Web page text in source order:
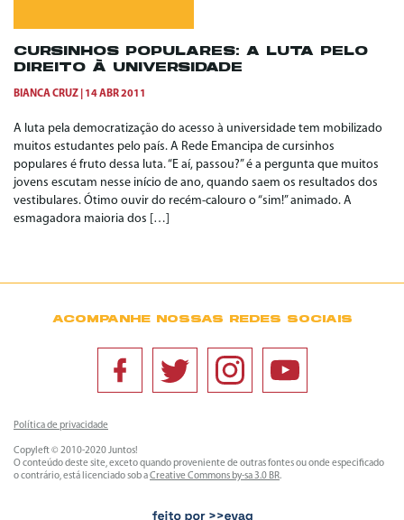
CURSINHOS POPULARES: A LUTA PELO
DIREITO À UNIVERSIDADE
BIANCA CRUZ 14 ABR 2011
A luta pela democratização do acesso à universidade tem mobilizado
muitos estudantes pelo país. A Rede Emancipa de cursinhos
populares é fruto dessa luta. “E aí, passou?” é a pergunta que muitos
jovens escutam nesse início de ano, quando saem os resultados dos
vestibulares. Ótimo ouvir do recém-calouro o “sim!” animado. A
esmagadora maioria dos […]
ACOMPANHE NOSSAS REDES SOCIAIS
Política de privacidade
Copyleft © 2010-2020 Juntos!
O conteúdo deste site, exceto quando proveniente de outras fontes ou onde especificado
o contrário, está licenciado sob aCreative Commons by-sa 3.0 BR.